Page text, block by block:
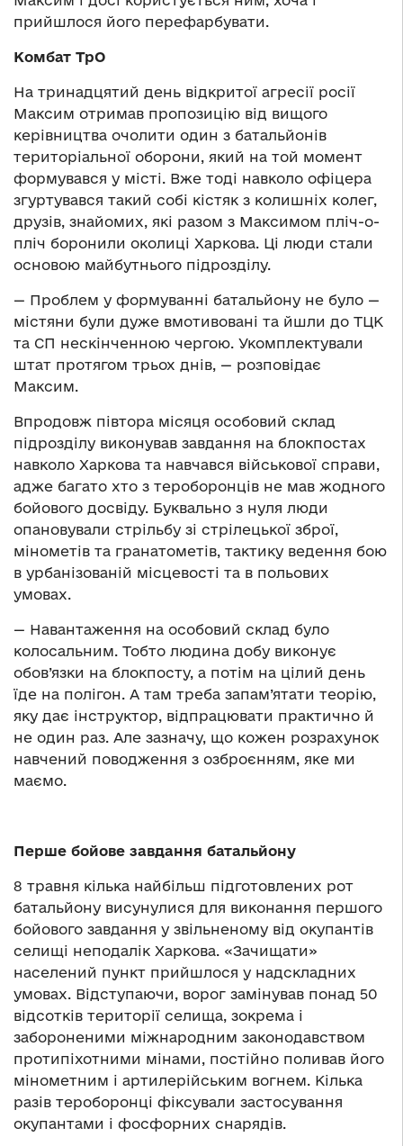
прийшлося його перефарбувати.
Комбат ТрО
На тринадцятий день відкритої агресії росії
Максим отримав пропозицію від вищого
керівництва очолити один з батальйонів
територіальної оборони, який на той момент
формувався у місті. Вже тоді навколо офіцера
згуртувався такий собі кістяк з колишніх колег,
друзів, знайомих, які разом з Максимом пліч-о-
пліч боронили околиці Харкова. Ці люди стали
основою майбутнього підрозділу.
— Проблем у формуванні батальйону не було —
містяни були дуже вмотивовані та йшли до ТЦК
та СП нескінченною чергою. Укомплектували
штат протягом трьох днів, — розповідає
Максим.
Впродовж півтора місяця особовий склад
підрозділу виконував завдання на блокпостах
навколо Харкова та навчався військової справи,
адже багато хто з тероборонців не мав жодного
бойового досвіду. Буквально з нуля люди
опановували стрільбу зі стрілецької зброї,
мінометів та гранатометів, тактику ведення бою
в урбанізованій місцевості та в польових
умовах.
— Навантаження на особовий склад було
колосальним. Тобто людина добу виконує
обов’язки на блокпосту, а потім на цілий день
їде на полігон. А там треба запам’ятати теорію,
яку дає інструктор, відпрацювати практично й
не один раз. Але зазначу, що кожен розрахунок
навчений поводження з озброєнням, яке ми
маємо.
Перше бойове завдання батальйону
8 травня кілька найбільш підготовлених рот
батальйону висунулися для виконання першого
бойового завдання у звільненому від окупантів
селищі неподалік Харкова. «Зачищати»
населений пункт прийшлося у надскладних
умовах. Відступаючи, ворог замінував понад 50
відсотків території селища, зокрема і
забороненими міжнародним законодавством
протипіхотними мінами, постійно поливав його
мінометним і артилерійським вогнем. Кілька
разів тероборонці фіксували застосування
окупантами і фосфорних снарядів.